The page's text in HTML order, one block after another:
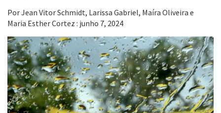
Por Jean Vitor Schmidt, Larissa Gabriel, Maíra Oliveira e
Maria Esther Cortez : junho 7, 2024